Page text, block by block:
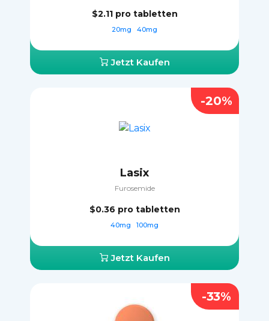
$2.11 pro tabletten
20mg 40mg
Jetzt Kaufen
Lasix
Furosemide
$0.36 pro tabletten
40mg 100mg
Jetzt Kaufen
-20%
-33%